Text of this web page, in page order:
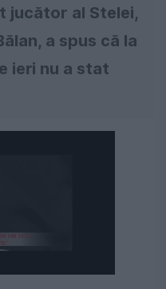
jucător al Stelei,
a spus că la
ieri nu a stat